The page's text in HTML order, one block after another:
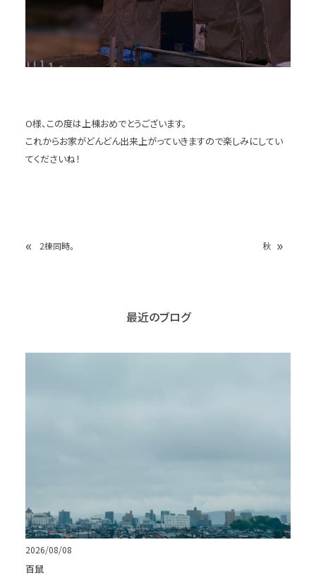
O様、この度は上棟おめでとうございます。
これからお家がどんどん出来上がっていきますので楽しみにしてい
てくださいね！
« 2棟同時。 秋 »
最近のブログ
2026/08/08
百鼠